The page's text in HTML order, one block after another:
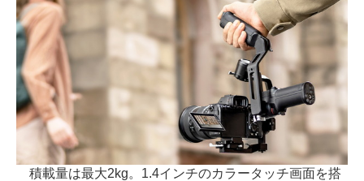
積載量は最大2kg。1.4インチのカラータッチ画面を搭